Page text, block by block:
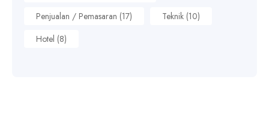
Penjualan / Pemasaran (17)
Teknik (10)
Hotel (8)